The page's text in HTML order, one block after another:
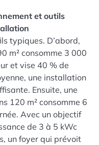
et outils
typiques. D’abord,
m² consomme 3 000
et vise 40 % de
une installation
Ensuite, une
120 m² consomme 6
Avec un objectif
de 3 à 5 kWc
un foyer qui prévoit